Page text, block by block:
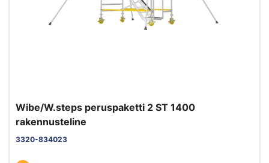
Wibe/W.steps peruspaketti 2 ST 1400
rakennusteline
3320-834023